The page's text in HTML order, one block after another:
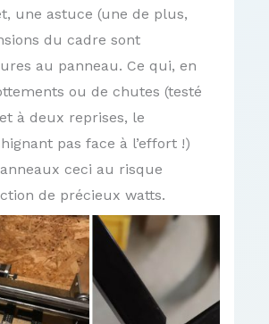
une astuce (une de plus,
du cadre sont
au panneau. Ce qui, en
ou de chutes (testé
à deux reprises, le
pas face à l’effort !)
ceci au risque
de précieux watts.